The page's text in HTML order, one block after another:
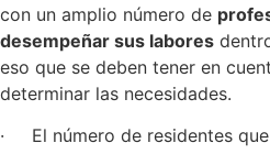
con un amplio número de
desempeñar sus labores
eso que se deben tener en
determinar las necesidades.
· El número de residentes